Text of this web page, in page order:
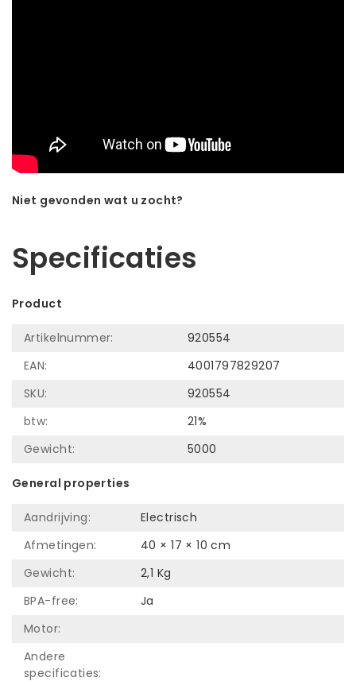
Niet gevonden wat u zocht?
Specificaties
Product
Artikelnummer:
920554
EAN:
4001797829207
SKU:
920554
btw:
21%
Gewicht:
5000
General properties
Aandrijving:
Electrisch
Afmetingen:
40 × 17 × 10 cm
Gewicht:
2,1 Kg
BPA-free:
Ja
Motor:
Andere
specificaties: